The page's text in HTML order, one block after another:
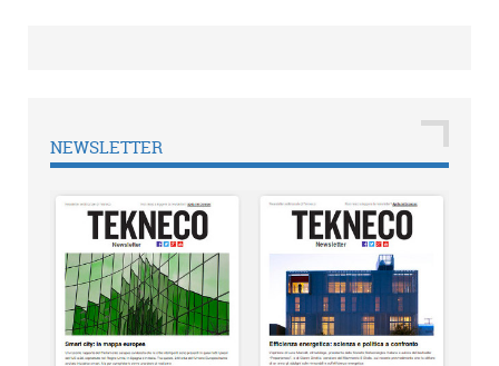
NEWSLETTER